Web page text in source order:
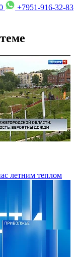
+7951-916-32-83
летним теплом